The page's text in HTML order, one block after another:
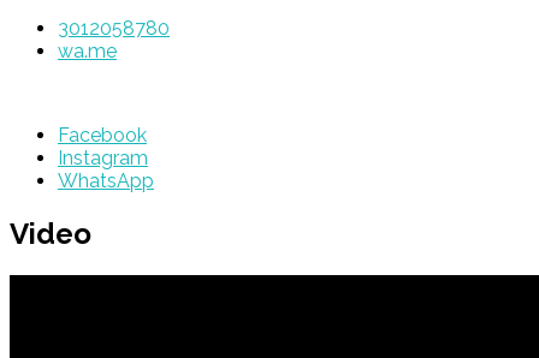
3012058780
wa.me
Facebook
Instagram
WhatsApp
Video